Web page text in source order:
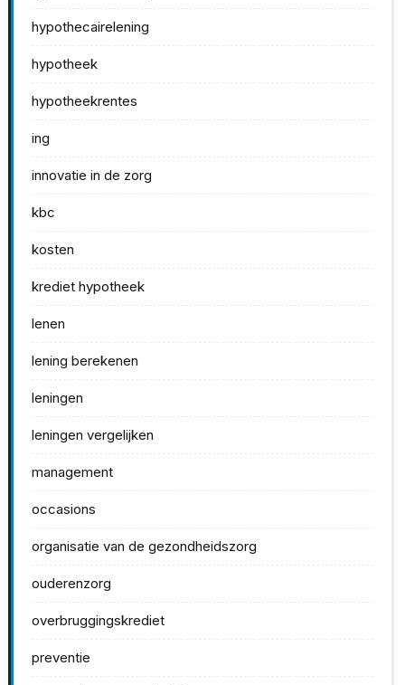
hypothecairelening
hypotheek
hypotheekrentes
ing
innovatie in de zorg
kbc
kosten
krediet hypotheek
lenen
lening berekenen
leningen
leningen vergelijken
management
occasions
organisatie van de gezondheidszorg
ouderenzorg
overbruggingskrediet
preventie